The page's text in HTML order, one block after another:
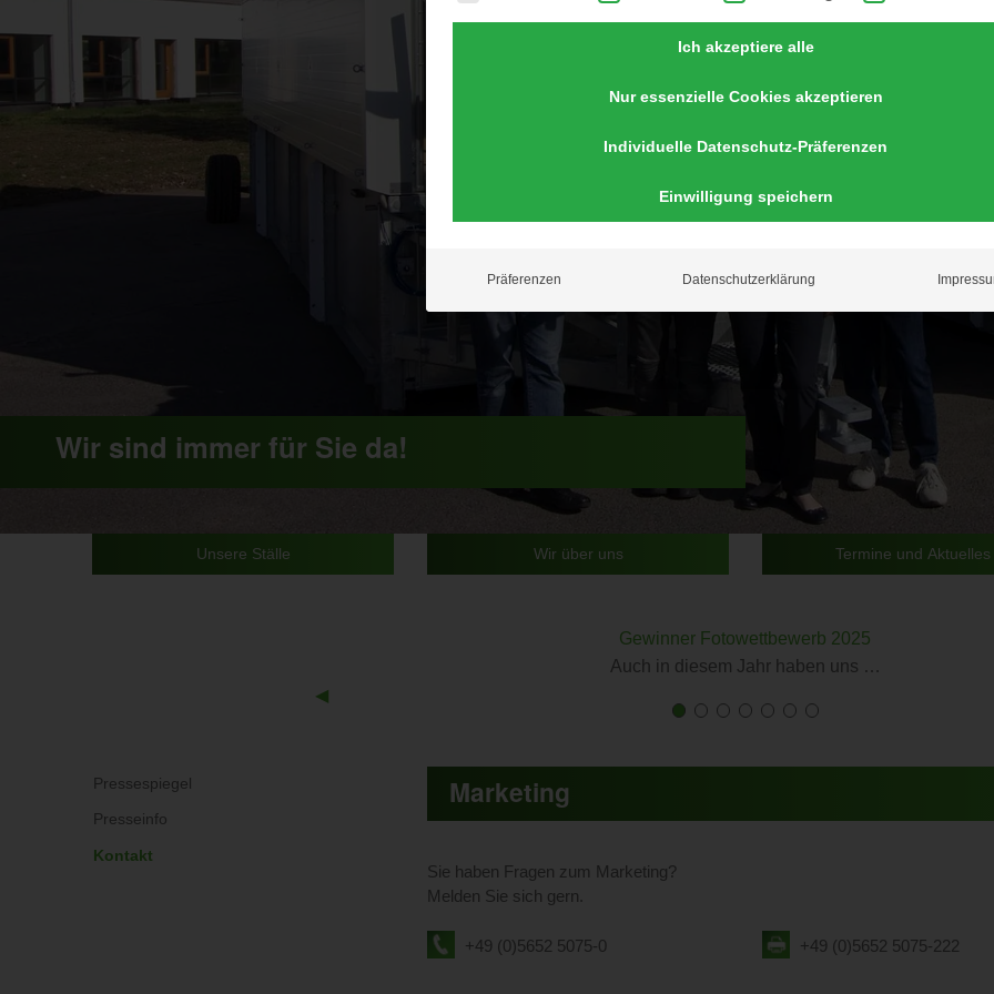
Wir sind immer für Sie da!
Unsere Ställe Wir über uns Termine und Aktuelles
Gewinner Fotowettbewerb 2025
Auch in diesem Jahr haben uns …
Previous
◀︎
First
Current
First
Current
First
Current
First
Current
First
Current
First
Current
First
Current
Pressespiegel
Presseinfo
Kontakt
Marketing
Sie haben Fragen zum Marketing?
Melden Sie sich gern.
+49 (0)5652 5075-0 +49 (0)5652 5075-222
Ich akzeptiere alle
Nur essenzielle Cookies akzeptieren
Individuelle Datenschutz-Präferenzen
Einwilligung speichern
Präferenzen Datenschutzerklärung